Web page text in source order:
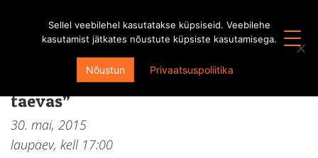
Maestra Vaike Uibopuu
juubelikontsert “Kevade kullendav
taevas”
30. mai, 2015
laupäev, kell 17:00
Sellel veebilehel kasutatakse küpsiseid. Veebilehe
kasutamist jätkates nõustute küpsiste kasutamisega.
Nõustun Privaatsuspoliitika